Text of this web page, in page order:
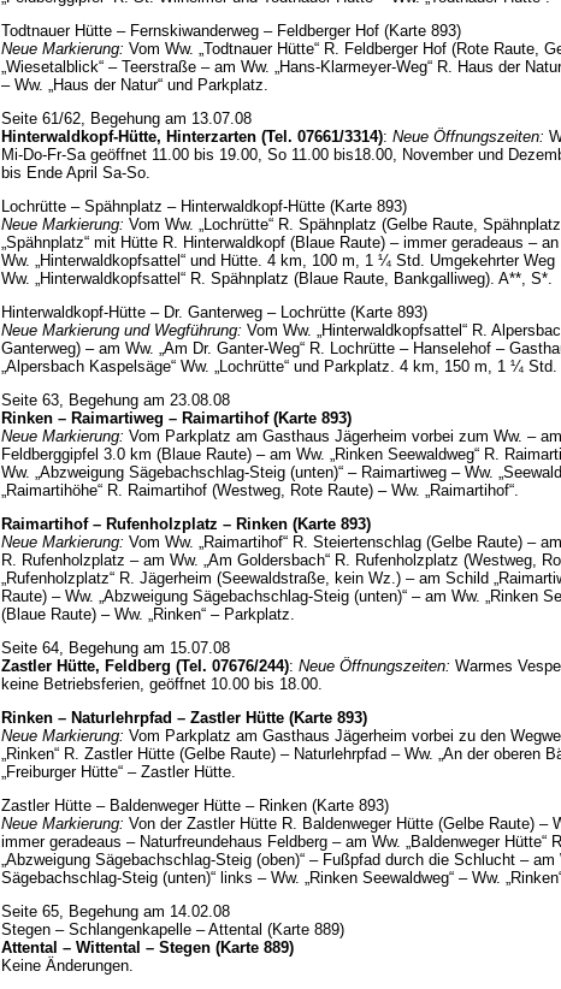
Todtnauer Hütte – Fernskiwanderweg – Feldberger Hof (Karte 893)
Neue Markierung: Vom Ww. „Todtnauer Hütte“ R. Feldberger Hof (Rote Raute,
„Wiesetalblick“ – Teerstraße – am Ww. „Hans-Klarmeyer-Weg“ R. Haus der
– Ww. „Haus der Natur“ und Parkplatz.
Seite 61/62, Begehung am 13.07.08
Hinterwaldkopf-Hütte, Hinterzarten (Tel. 07661/3314): Neue Öffnungszeiten:
Mi-Do-Fr-Sa geöffnet 11.00 bis 19.00, So 11.00 bis18.00, November und
bis Ende April Sa-So.
Lochrütte – Spähnplatz – Hinterwaldkopf-Hütte (Karte 893)
Neue Markierung: Vom Ww. „Lochrütte“ R. Spähnplatz (Gelbe Raute,
„Spähnplatz“ mit Hütte R. Hinterwaldkopf (Blaue Raute) – immer geradeaus –
Ww. „Hinterwaldkopfsattel“ und Hütte. 4 km, 100 m, 1 ¼ Std. Umgekehrter Weg
Ww. „Hinterwaldkopfsattel“ R. Spähnplatz (Blaue Raute, Bankgalliweg). A**, S*.
Hinterwaldkopf-Hütte – Dr. Ganterweg – Lochrütte (Karte 893)
Neue Markierung und Wegführung: Vom Ww. „Hinterwaldkopfsattel“ R.
Ganterweg) – am Ww. „Am Dr. Ganter-Weg“ R. Lochrütte – Hanselehof –
„Alpersbach Kaspelsäge“ Ww. „Lochrütte“ und Parkplatz. 4 km, 150 m, 1 ¼ Std.
Seite 63, Begehung am 23.08.08
Rinken – Raimartiweg – Raimartihof (Karte 893)
Neue Markierung: Vom Parkplatz am Gasthaus Jägerheim vorbei zum Ww. – am
Feldberggipfel 3.0 km (Blaue Raute) – am Ww. „Rinken Seewaldweg“ R.
Ww. „Abzweigung Sägebachschlag-Steig (unten)“ – Raimartiweg – Ww.
„Raimartihöhe“ R. Raimartihof (Westweg, Rote Raute) – Ww. „Raimartihof“.
Raimartihof – Rufenholzplatz – Rinken (Karte 893)
Neue Markierung: Vom Ww. „Raimartihof“ R. Steiertenschlag (Gelbe Raute) –
R. Rufenholzplatz – am Ww. „Am Goldersbach“ R. Rufenholzplatz (Westweg,
„Rufenholzplatz“ R. Jägerheim (Seewaldstraße, kein Wz.) – am Schild
Raute) – Ww. „Abzweigung Sägebachschlag-Steig (unten)“ – am Ww. „Rinken
(Blaue Raute) – Ww. „Rinken“ – Parkplatz.
Seite 64, Begehung am 15.07.08
Zastler Hütte, Feldberg (Tel. 07676/244): Neue Öffnungszeiten: Warmes
keine Betriebsferien, geöffnet 10.00 bis 18.00.
Rinken – Naturlehrpfad – Zastler Hütte (Karte 893)
Neue Markierung: Vom Parkplatz am Gasthaus Jägerheim vorbei zu den
„Rinken“ R. Zastler Hütte (Gelbe Raute) – Naturlehrpfad – Ww. „An der oberen
„Freiburger Hütte“ – Zastler Hütte.
Zastler Hütte – Baldenweger Hütte – Rinken (Karte 893)
Neue Markierung: Von der Zastler Hütte R. Baldenweger Hütte (Gelbe Raute) –
immer geradeaus – Naturfreundehaus Feldberg – am Ww. „Baldenweger Hütte“
„Abzweigung Sägebachschlag-Steig (oben)“ – Fußpfad durch die Schlucht – am
Sägebachschlag-Steig (unten)“ links – Ww. „Rinken Seewaldweg“ – Ww.
Seite 65, Begehung am 14.02.08
Stegen – Schlangenkapelle – Attental (Karte 889)
Attental – Wittental – Stegen (Karte 889)
Keine Änderungen.